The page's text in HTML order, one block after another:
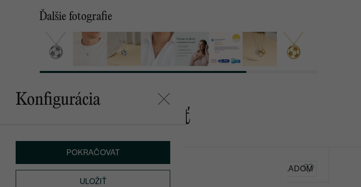
Ďalšie fotografie
Konfigurácia
POKRAČOVAT
ULOŽIŤ
Mohlo by sa vám páčiť
od € 129 SKLADOM